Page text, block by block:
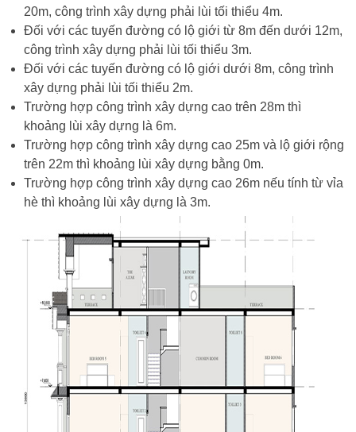
20m, công trình xây dựng phải lùi tối thiểu 4m.
Đối với các tuyến đường có lộ giới từ 8m đến dưới 12m,
công trình xây dựng phải lùi tối thiểu 3m.
Đối với các tuyến đường có lộ giới dưới 8m, công trình
xây dựng phải lùi tối thiểu 2m.
Trường hợp công trình xây dựng cao trên 28m thì
khoảng lùi xây dựng là 6m.
Trường hợp công trình xây dựng cao 25m và lộ giới rộng
trên 22m thì khoảng lùi xây dựng bằng 0m.
Trường hợp công trình xây dựng cao 26m nếu tính từ vỉa
hè thì khoảng lùi xây dựng là 3m.